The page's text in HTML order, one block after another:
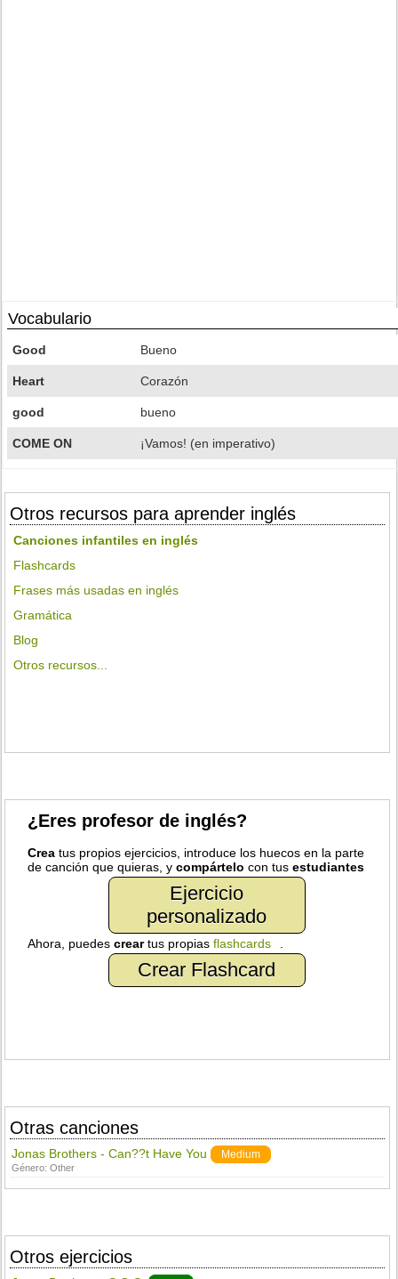
Vocabulario
Good Bueno
Heart Corazón
good bueno
COME ON ¡Vamos! (en imperativo)
Otros recursos para aprender inglés
Canciones infantiles en inglés
Flashcards
Frases más usadas en inglés
Gramática
Blog
Otros recursos...
¿Eres profesor de inglés?
Crea tus propios ejercicios, introduce los huecos en la parte
de canción que quieras, ycompártelo con tusestudiantes
Ejercicio
personalizado
Ahora, puedescreartus propiasflashcards
Crear Flashcard
Otras canciones
Jonas Brothers - Can??t Have You Medium
Género:Other
Otros ejercicios